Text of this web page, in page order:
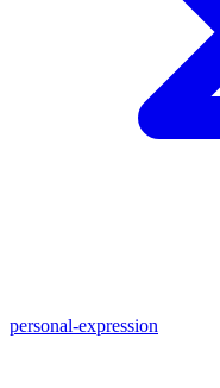
personal-expression